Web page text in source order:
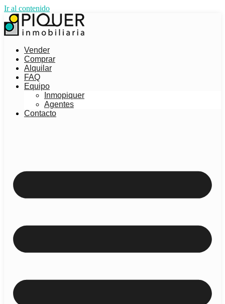
Ir al contenido
Vender
Comprar
Alquilar
FAQ
Equipo
Inmopiquer
Agentes
Contacto